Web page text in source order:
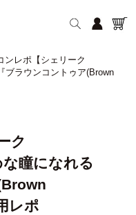
ンレポ【シェリーク
ブラウンコントゥア(Brown
ク
瞳になれる
レポ